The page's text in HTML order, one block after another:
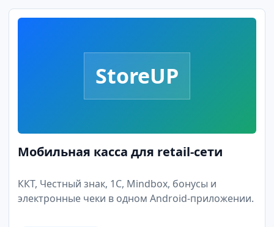
StoreUP
Мобильная касса для retail-сети
ККТ, Честный знак, 1С, Mindbox, бонусы и
электронные чеки в одном Android-приложении.